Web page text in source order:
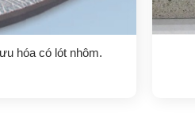
hóa có lót nhôm.